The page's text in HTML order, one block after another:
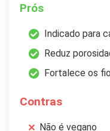
Prós
Indicado para
Reduz
Fortalece os
Contras
Não é vegano